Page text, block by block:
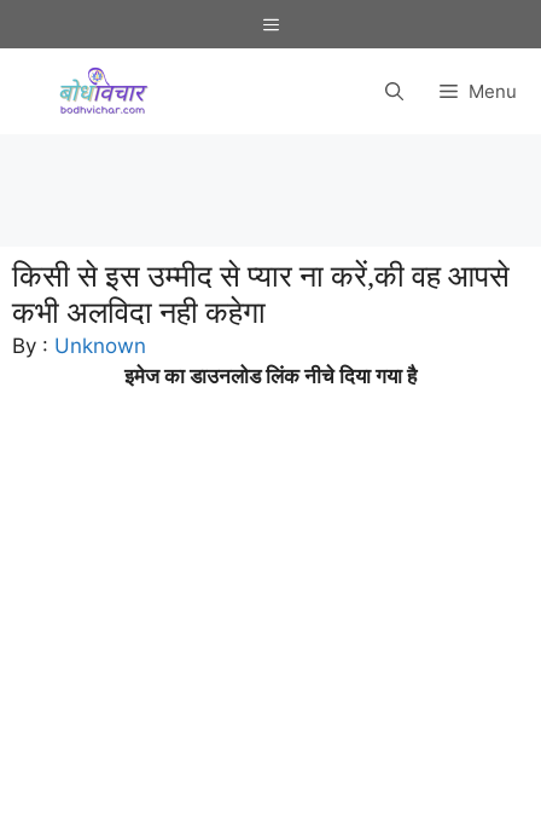
to
Menu
Menu
किसी से इस उम्मीद से प्यार ना करें,की वह आपसे
कभी अलविदा नही कहेगा
By : Unknown
इमेज का डाउनलोड लिंक नीचे दिया गया है